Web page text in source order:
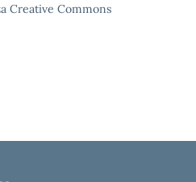
Creative Commons